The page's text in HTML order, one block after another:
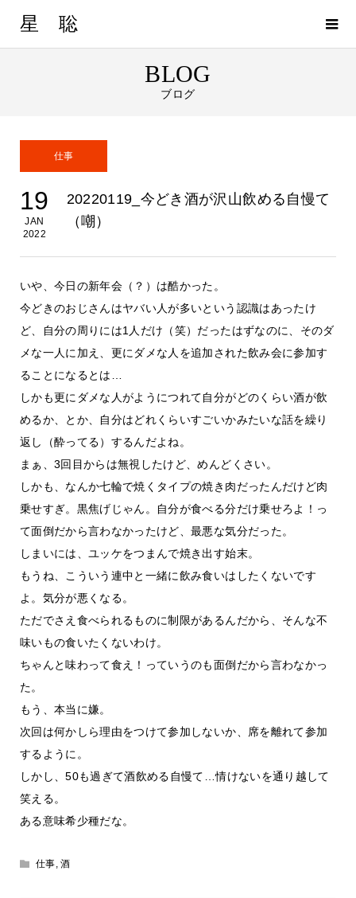
星 聡
BLOG
ブログ
仕事
19
JAN
2022
20220119_今どき酒が沢山飲める自慢て
（嘲）
いや、今日の新年会（？）は酷かった。
今どきのおじさんはヤバい人が多いという認識はあったけ
ど、自分の周りには1人だけ（笑）だったはずなのに、そのダ
メな一人に加え、更にダメな人を追加された飲み会に参加す
ることになるとは…
しかも更にダメな人がようにつれて自分がどのくらい酒が飲
めるか、とか、自分はどれくらいすごいかみたいな話を繰り
返し（酔ってる）するんだよね。
まぁ、3回目からは無視したけど、めんどくさい。
しかも、なんか七輪で焼くタイプの焼き肉だったんだけど肉
乗せすぎ。黒焦げじゃん。自分が食べる分だけ乗せろよ！っ
て面倒だから言わなかったけど、最悪な気分だった。
しまいには、ユッケをつまんで焼き出す始末。
もうね、こういう連中と一緒に飲み食いはしたくないです
よ。気分が悪くなる。
ただでさえ食べられるものに制限があるんだから、そんな不
味いもの食いたくないわけ。
ちゃんと味わって食え！っていうのも面倒だから言わなかっ
た。
もう、本当に嫌。
次回は何かしら理由をつけて参加しないか、席を離れて参加
するように。
しかし、50も過ぎて酒飲める自慢て…情けないを通り越して
笑える。
ある意味希少種だな。
仕事,酒